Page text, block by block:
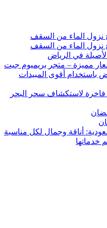
نزول الماء من السقف
نزول الماء من السقف
في الرياض
مميزة – متجر بريميوم جيت
أقوى المبيدات
فاخرة لاستكشاف سحر البحر
أناقة وجمال لكل مناسبة
خدماتها